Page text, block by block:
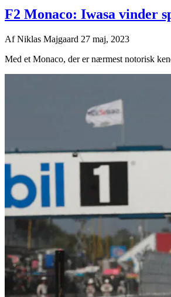
F2 Monaco: Iwasa vinder
AfNiklas Majgaard 27 maj, 2023
Med et Monaco, der er nærmest notorisk